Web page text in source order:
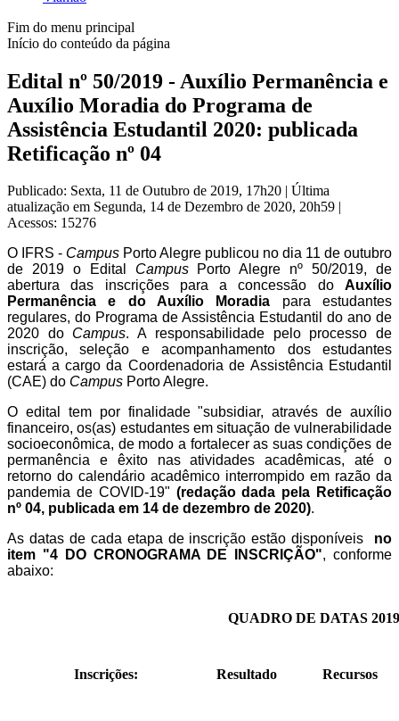
Fim do menu principal
Início do conteúdo da página
Edital nº 50/2019 - Auxílio Permanência e
Auxílio Moradia do Programa de
Assistência Estudantil 2020: publicada
Retificação nº 04
Publicado: Sexta, 11 de Outubro de 2019, 17h20 | Última
atualização em Segunda, 14 de Dezembro de 2020, 20h59 |
Acessos: 15276
O IFRS - Campus Porto Alegre publicou no dia 11 de outubro
de 2019 o Edital CampusPorto Alegre nº 50/2019, de
abertura das inscrições para a concessão do Auxílio
Permanência e do Auxílio Moradia para estudantes
regulares, do Programa de Assistência Estudantil do ano de
2020 do Campus. A responsabilidade pelo processo de
inscrição, seleção e acompanhamento dos estudantes
estará a cargo da Coordenadoria de Assistência Estudantil
(CAE) do Campus Porto Alegre.
O edital tem por finalidade"subsidiar, através de auxílio
financeiro, os(as) estudantes em situação de vulnerabilidade
socioeconômica, de modo a fortalecer as suas condições de
permanência e êxito nas atividades acadêmicas, até o
retorno do calendário acadêmico interrompido em razão da
pandemia de COVID-19" (redação dada pela Retificação
nº 04, publicada em 14 de dezembro de 2020).
As datas de cada etapa de inscrição estão disponíveis
no
item "4 DO CRONOGRAMA DE INSCRIÇÃO", conforme
abaixo:
QUADRO DE DATAS
Inscrições: Resultado Recursos